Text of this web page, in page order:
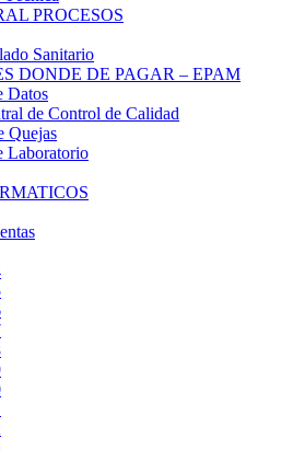
PROCESOS
Sanitario
DONDE DE PAGAR – EPAM
Datos
de Control de Calidad
Quejas
Laboratorio